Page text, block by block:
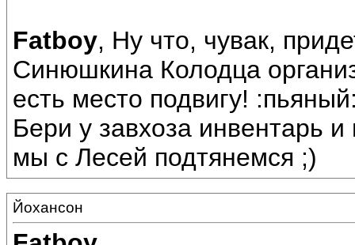
Fatboy, Ну что, чувак,
Синюшкина Колодца
есть место подвигу!
Бери у завхоза инвентарь
мы с Лесей подтянемся ;)
Йохансон